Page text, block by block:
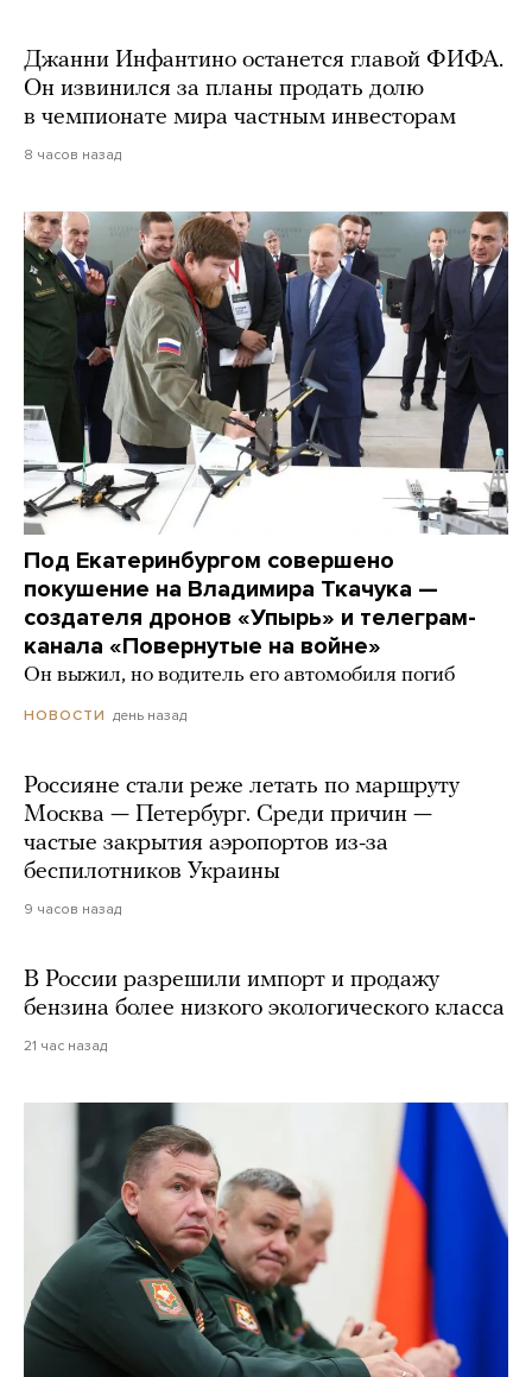
Джанни Инфантино останется главой ФИФА.
Он извинился за планы продать долю
в чемпионате мира частным инвесторам
8 часов назад
Под Екатеринбургом совершено
покушение на Владимира Ткачука —
создателя дронов «Упырь» и телеграм-
канала «Повернутые на войне»
Он выжил, но водитель его автомобиля погиб
НОВОСТИ день назад
Россияне стали реже летать по маршруту
Москва — Петербург. Среди причин —
частые закрытия аэропортов из-за
беспилотников Украины
9 часов назад
В России разрешили импорт и продажу
бензина более низкого экологического класса
21 час назад